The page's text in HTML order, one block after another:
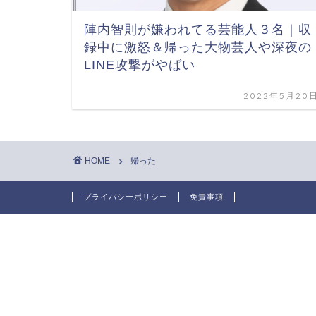
陣内智則が嫌われてる芸能人３名｜収
録中に激怒＆帰った大物芸人や深夜の
LINE攻撃がやばい
2022年5月20
HOME 帰った
プライバシーポリシー 免責事項